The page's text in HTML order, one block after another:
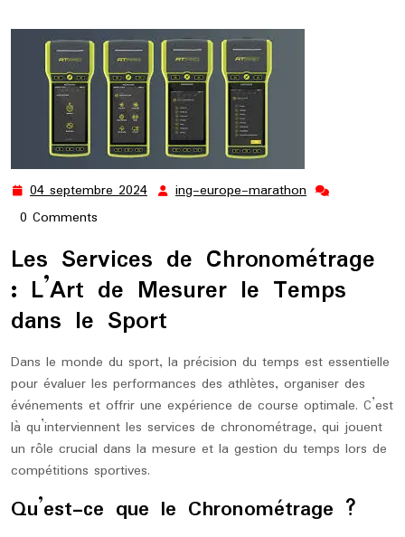
04 septembre 2024 04 ing-europe-marathon ing-
0 Comments
Les Services de Chronométrage
: L’Art de Mesurer le Temps
dans le Sport
Dans le monde du sport, la précision du temps est essentielle
pour évaluer les performances des athlètes, organiser des
événements et offrir une expérience de course optimale. C’est
là qu’interviennent les services de chronométrage, qui jouent
un rôle crucial dans la mesure et la gestion du temps lors de
compétitions sportives.
Qu’est-ce que le Chronométrage ?